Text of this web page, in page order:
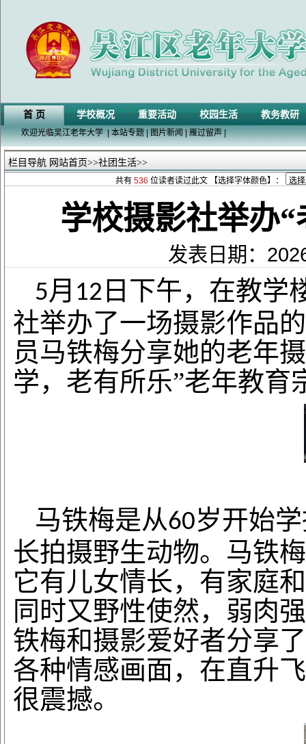
首 页 学校概况 重要活动 校园生活 教务教研
欢迎光临吴江老年大学|本站专题|图片新闻|雁过留声|
栏目导航 网站首页>>社团生活>>
共有 536 位读者读过此文 【选择字体颜色】：
学校摄影社举办
发表日期：
5月 12 日下午，在教学
社举办了一场摄影作品
员马铁梅分享她的老年
学，老有所乐”老年教育
马铁梅是从60岁开始
长拍摄野生动物。 马铁梅
它有儿女情长，有家庭
同时又野性使然，弱肉
铁梅和摄影爱好者分享
各种情感画面，在直升
很震撼。